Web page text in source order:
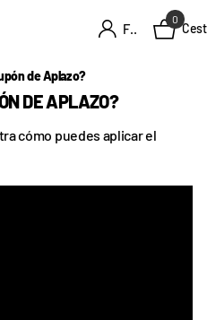
Firme en el registro
0
de Aplazo?
DE APLAZO?
cómo puedes aplicar el